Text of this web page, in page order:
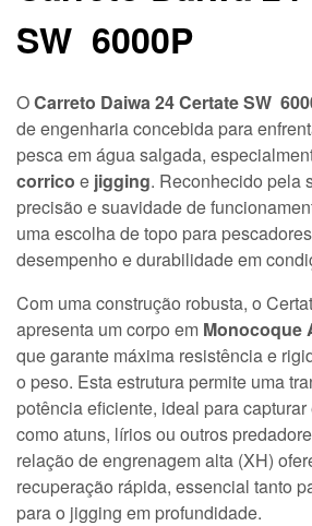
SW 6000P
OCarreto Daiwa 24 Certate SW
de engenharia concebida para
pesca em água salgada,
corrico e jigging. Reconhecido pela
precisão e suavidade de
uma escolha de topo para
desempenho e durabilidade em
Com uma construção robusta, o
apresenta um corpo em Monocoque
que garante máxima resistência e
o peso. Esta estrutura permite uma
potência eficiente, ideal para
como atuns, lírios ou outros
relação de engrenagem alta (XH)
recuperação rápida, essencial tanto
para o jigging em profundidade.